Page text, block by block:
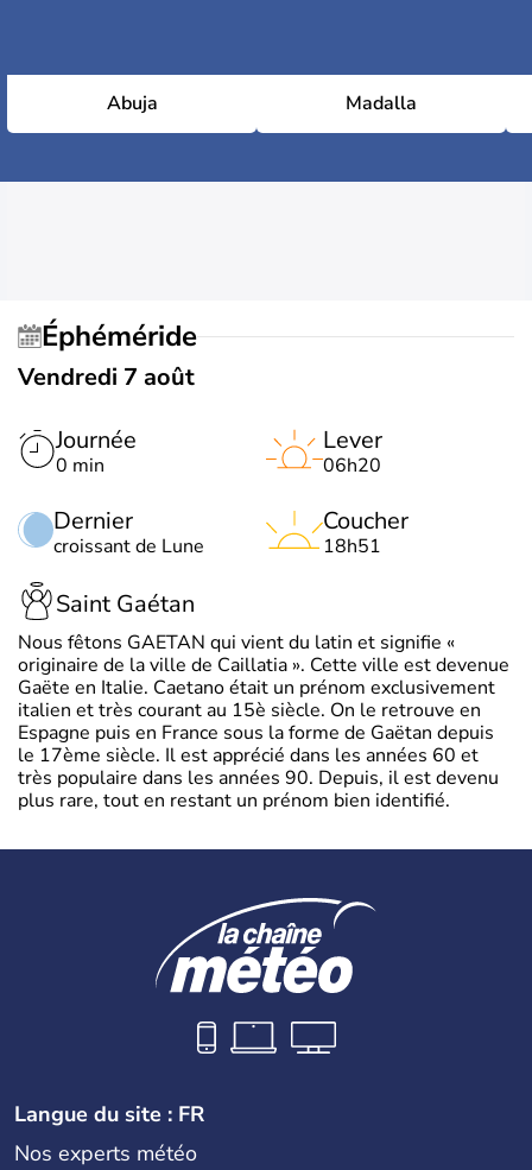
Abuja Madalla
Éphéméride
Vendredi 7 août
Journée
0 min
Dernier
croissant de Lune
Lever
06h20
Coucher
18h51
Saint Gaétan
Nous fêtons GAETAN qui vient du latin et signifie «
originaire de la ville de Caillatia ». Cette ville est devenue
Gaëte en Italie. Caetano était un prénom exclusivement
italien et très courant au 15è siècle. On le retrouve en
Espagne puis en France sous la forme de Gaëtan depuis
le 17ème siècle. Il est apprécié dans les années 60 et
très populaire dans les années 90. Depuis, il est devenu
plus rare, tout en restant un prénom bien identifié.
Langue du site : FR
Nos experts météo